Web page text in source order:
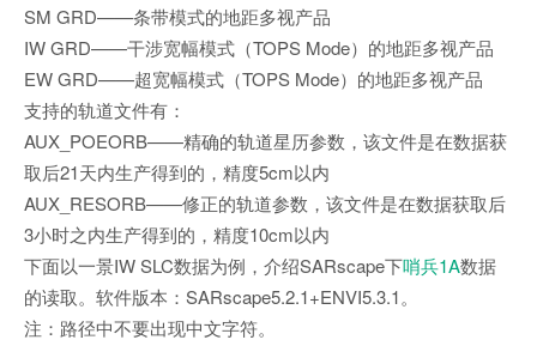
SM GRD——条带模式的地距多视产品
IW GRD——干涉宽幅模式（TOPS Mode）的地距多视产品
EW GRD——超宽幅模式（TOPS Mode）的地距多视产品
支持的轨道文件有：
AUX_POEORB——精确的轨道星历参数，该文件是在数据获
取后21天内生产得到的，精度5cm以内
AUX_RESORB——修正的轨道参数，该文件是在数据获取后
3小时之内生产得到的，精度10cm以内
下面以一景IW SLC数据为例，介绍SARscape下哨兵1A数据
的读取。软件版本：SARscape5.2.1+ENVI5.3.1。
注：路径中不要出现中文字符。